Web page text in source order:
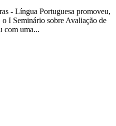
- Língua Portuguesa promoveu,
I Seminário sobre Avaliação de
com uma...